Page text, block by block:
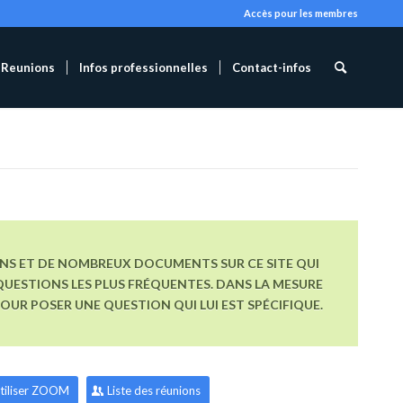
Accès pour les membres
Reunions Infos professionnelles Contact-infos
ET DE NOMBREUX DOCUMENTS SUR CE SITE QUI
LES PLUS FRÉQUENTES. DANS LA MESURE
POSER UNE QUESTION QUI LUI EST SPÉCIFIQUE.
ZOOM Liste des réunions